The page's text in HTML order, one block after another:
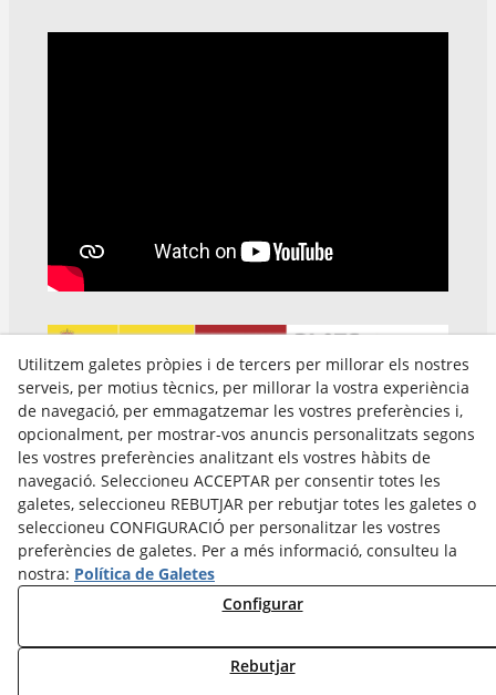
Avís Legal
Política Cookies
Política de Privacitat
Utilitzem galetes pròpies i de tercers per millorar els nostres
serveis, per motius tècnics, per millorar la vostra experiència
de navegació, per emmagatzemar les vostres preferències i,
opcionalment, per mostrar-vos anuncis personalitzats segons
les vostres preferències analitzant els vostres hàbits de
navegació. Seleccioneu ACCEPTAR per consentir totes les
galetes, seleccioneu REBUTJAR per rebutjar totes les galetes o
seleccioneu CONFIGURACIÓ per personalitzar les vostres
preferències de galetes. Per a més informació, consulteu la
nostra: Política de Galetes
Configurar
Rebutjar